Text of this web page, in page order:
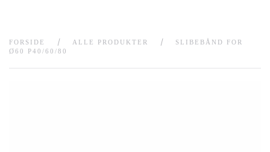
FORSIDE ALLE PRODUKTER
SLIBEBÅND FOR
Ø60 P40/60/80